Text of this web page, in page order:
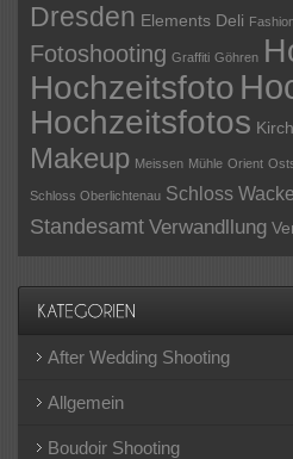
Dresden Elements Deli
Fotoshooting Graffiti Göhren
Hochzeitsfoto
Hochzeitsfotos
Makeup Meissen Mühle Orient
Schloss Oberlichtenau Schloss
Standesamt Verwandllung
After Wedding Shooting
Allgemein
Boudoir Shooting